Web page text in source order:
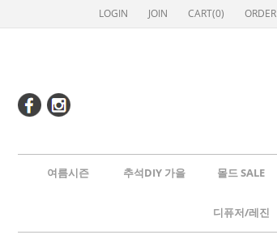
LOGIN JOIN CART(0) ORDER
여름시즌 추석DIY 가을 몰드 SALE
디퓨저/레진